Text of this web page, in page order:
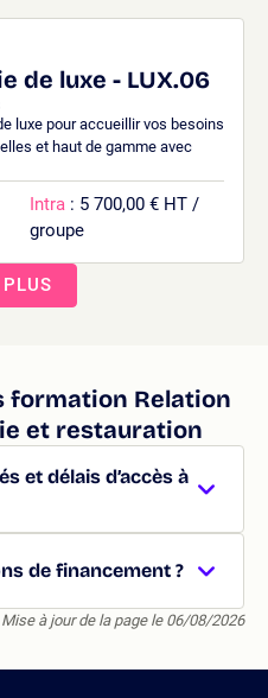
de luxe - LUX.06
luxe pour accueillir vos besoins
et haut de gamme avec
Intra : 5 700,00 € HT /
groupe
formation Relation
et restauration
et délais d’accès à
de financement ?
Mise à jour de la page le 06/08/2026